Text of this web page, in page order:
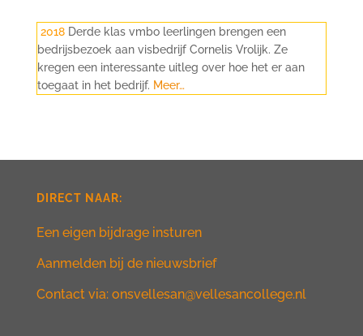
2018Derde klas vmbo leerlingen brengen een
bedrijsbezoek aan visbedrijf Cornelis Vrolijk. Ze
kregen een interessante uitleg over hoe het er aan
toegaat in het bedrijf. Meer…
DIRECT NAAR:
Een eigen bijdrage insturen
Aanmelden bij de nieuwsbrief
Contact via: onsvellesan@vellesancollege.nl